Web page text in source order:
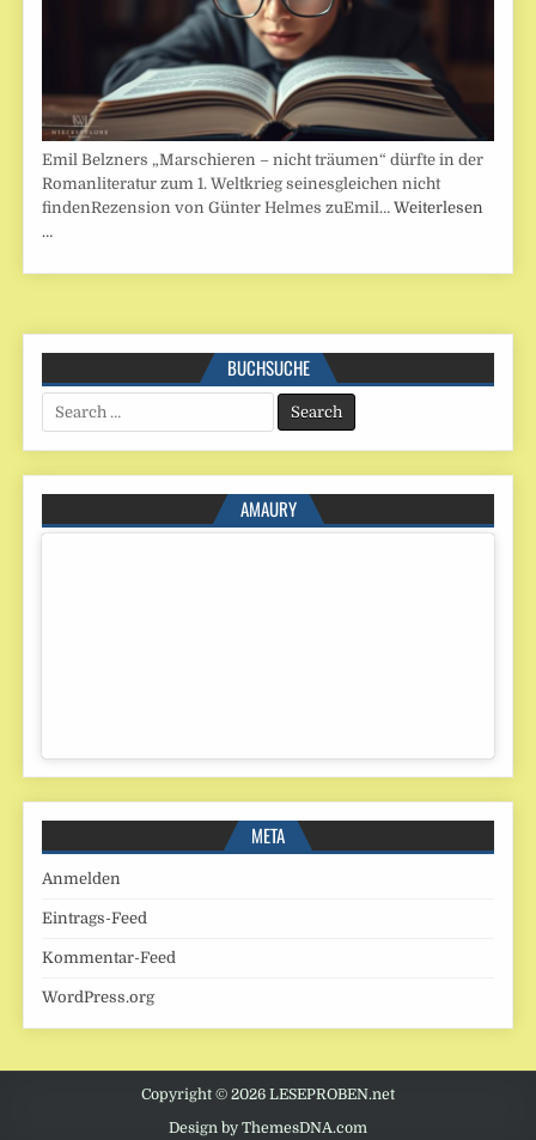
Emil Belzners „Marschieren – nicht träumen“ dürfte in der
Romanliteratur zum 1. Weltkrieg seinesgleichen nicht
findenRezension von Günter Helmes zuEmil…Weiterlesen
…
BUCHSUCHE
Search
for:
AMAURY
META
Anmelden
Eintrags-Feed
Kommentar-Feed
WordPress.org
Copyright © 2026 LESEPROBEN.net
Design by ThemesDNA.com